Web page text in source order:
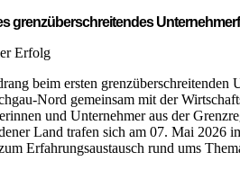
grenzüberschreitendes
Erfolg
beim ersten
Nord gemeinsam mit der
und Unternehmer aus der
Land trafen sich am 07. Mai 2026
Erfahrungsaustausch rund ums